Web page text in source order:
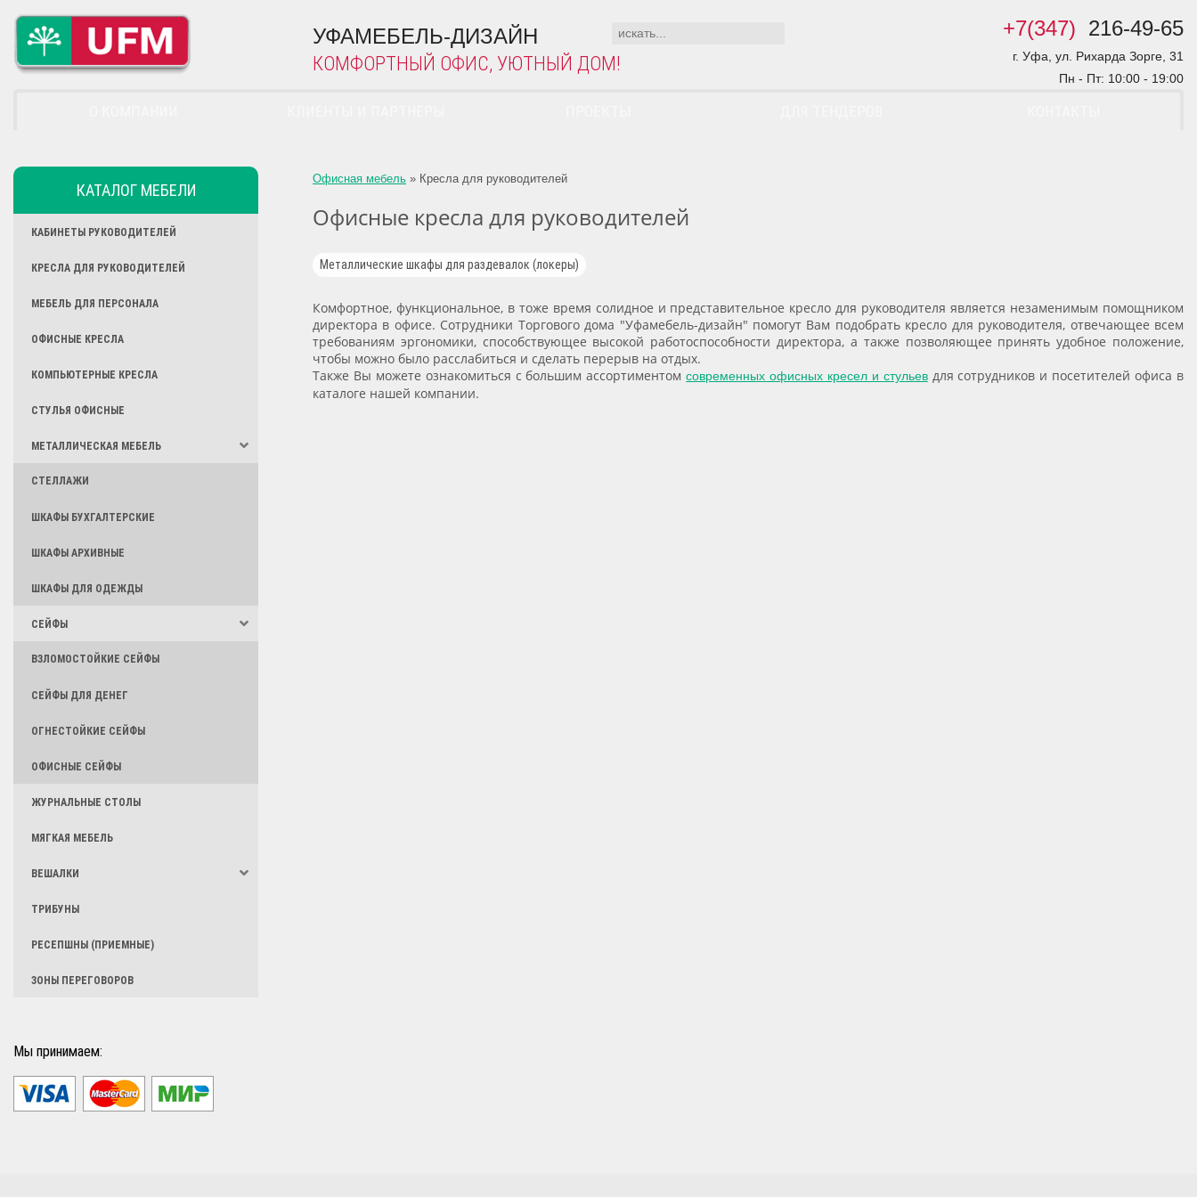
УФАМЕБЕЛЬ-ДИЗАЙН
КОМФОРТНЫЙ ОФИС, УЮТНЫЙ ДОМ!
+7(347) 216-49-65
г. Уфа, ул. Рихарда Зорге, 31
Пн - Пт: 10:00 - 19:00
КАТАЛОГ МЕБЕЛИ
КАБИНЕТЫ РУКОВОДИТЕЛЕЙ
КРЕСЛА ДЛЯ РУКОВОДИТЕЛЕЙ
МЕБЕЛЬ ДЛЯ ПЕРСОНАЛА
ОФИСНЫЕ КРЕСЛА
КОМПЬЮТЕРНЫЕ КРЕСЛА
СТУЛЬЯ ОФИСНЫЕ
МЕТАЛЛИЧЕСКАЯ МЕБЕЛЬ
СТЕЛЛАЖИ
ШКАФЫ БУХГАЛТЕРСКИЕ
ШКАФЫ АРХИВНЫЕ
ШКАФЫ ДЛЯ ОДЕЖДЫ
СЕЙФЫ
ВЗЛОМОСТОЙКИЕ СЕЙФЫ
СЕЙФЫ ДЛЯ ДЕНЕГ
ОГНЕСТОЙКИЕ СЕЙФЫ
ОФИСНЫЕ СЕЙФЫ
ЖУРНАЛЬНЫЕ СТОЛЫ
МЯГКАЯ МЕБЕЛЬ
ВЕШАЛКИ
ТРИБУНЫ
РЕСЕПШНЫ (ПРИЕМНЫЕ)
ЗОНЫ ПЕРЕГОВОРОВ
Мы принимаем:
Офисная мебель » Кресла для руководителей
Офисные кресла для руководителей
Металлические шкафы для раздевалок (локеры)
Комфортное, функциональное, в тоже время солидное и представительное кресло для руководителя является незаменимым помощником
директора в офисе. Сотрудники Торгового дома "Уфамебель-дизайн" помогут Вам подобрать кресло для руководителя, отвечающее всем
требованиям эргономики, способствующее высокой работоспособности директора, а также позволяющее принять удобное положение,
чтобы можно было расслабиться и сделать перерыв на отдых.
Также Вы можете ознакомиться с большим ассортиментомсовременных офисных кресел и стульевдля сотрудников и посетителей офиса в
каталоге нашей компании.